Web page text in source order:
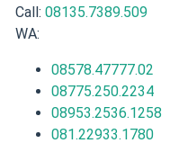
Call: 08135.7389.509
WA:
08578.47777.02
08775.250.2234
08953.2536.1258
081.22933.1780